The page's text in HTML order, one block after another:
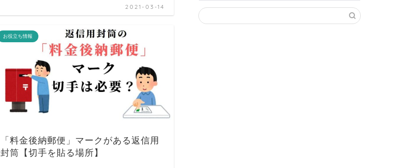
2021-03-14
お役立ち情報
「料金後納郵便」マークがある返信用
封筒【切手を貼る場所】